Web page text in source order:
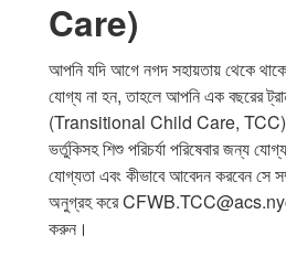
Care)
আপনি যদি আগে নগদ সহায়তায় থেকে
যোগ্য না হন, তাহলে আপনি এক বছরের
(Transitional Child Care, TCC)
ভর্তুকিসহ শিশু পরিচর্যা পরিষেবার জন্য
যোগ্যতা এবং কীভাবে আবেদন করবেন সে
অনুগ্রহ করে
করুন।